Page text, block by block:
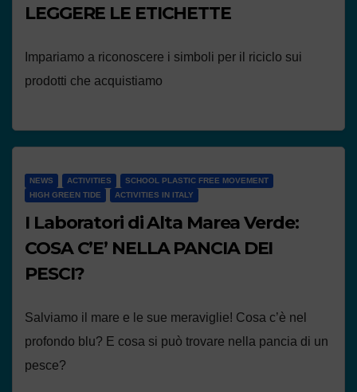
LEGGERE LE ETICHETTE
Impariamo a riconoscere i simboli per il riciclo sui
prodotti che acquistiamo
NEWS ACTIVITIES
SCHOOL PLASTIC FREE MOVEMENT
HIGH GREEN TIDE
ACTIVITIES IN ITALY
I Laboratori di Alta Marea Verde:
COSA C’E’ NELLA PANCIA DEI
PESCI?
Salviamo il mare e le sue meraviglie! Cosa c’è nel
profondo blu? E cosa si può trovare nella pancia di un
pesce?